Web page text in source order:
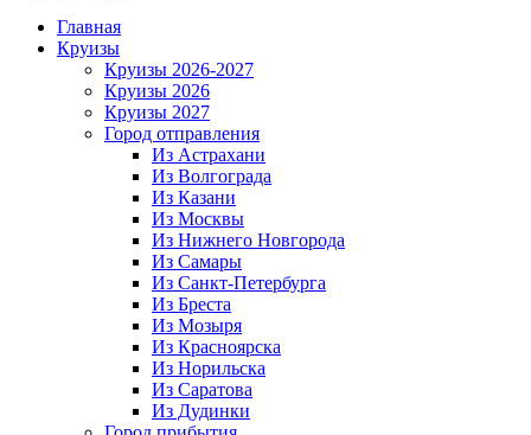
Главная
Круизы
Круизы 2026-2027
Круизы 2026
Круизы 2027
Город отправления
Из Астрахани
Из Волгограда
Из Казани
Из Москвы
Из Нижнего Новгорода
Из Самары
Из Санкт-Петербурга
Из Бреста
Из Мозыря
Из Красноярска
Из Норильска
Из Саратова
Из Дудинки